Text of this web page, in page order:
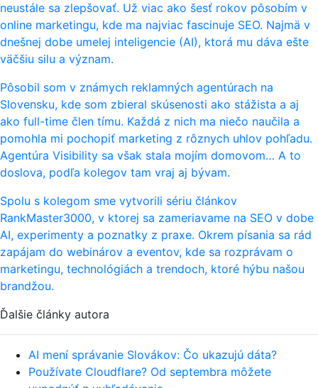
neustále sa zlepšovať. Už viac ako šesť rokov pôsobím v
online marketingu, kde ma najviac fascinuje SEO. Najmä v
dnešnej dobe umelej inteligencie (AI), ktorá mu dáva ešte
väčšiu silu a význam.
Pôsobil som v známych reklamných agentúrach na
Slovensku, kde som zbieral skúsenosti ako stážista a aj
ako full-time člen tímu. Každá z nich ma niečo naučila a
pomohla mi pochopiť marketing z rôznych uhlov pohľadu.
Agentúra Visibility sa však stala mojím domovom… A to
doslova, podľa kolegov tam vraj aj bývam.
Spolu s kolegom sme vytvorili sériu článkov
RankMaster3000, v ktorej sa zameriavame na SEO v dobe
AI, experimenty a poznatky z praxe. Okrem písania sa rád
zapájam do webinárov a eventov, kde sa rozprávam o
marketingu, technológiách a trendoch, ktoré hýbu našou
brandžou.
Ďalšie články autora
AI mení správanie Slovákov: Čo ukazujú dáta?
Používate Cloudflare? Od septembra môžete